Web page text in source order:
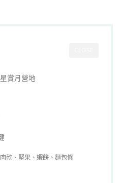
賞月營地
乾、堅果、蝦餅、麵包條